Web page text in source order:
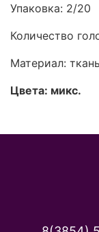
Упаковка: 2/20
Количество
Материал:
Цвета: микс.